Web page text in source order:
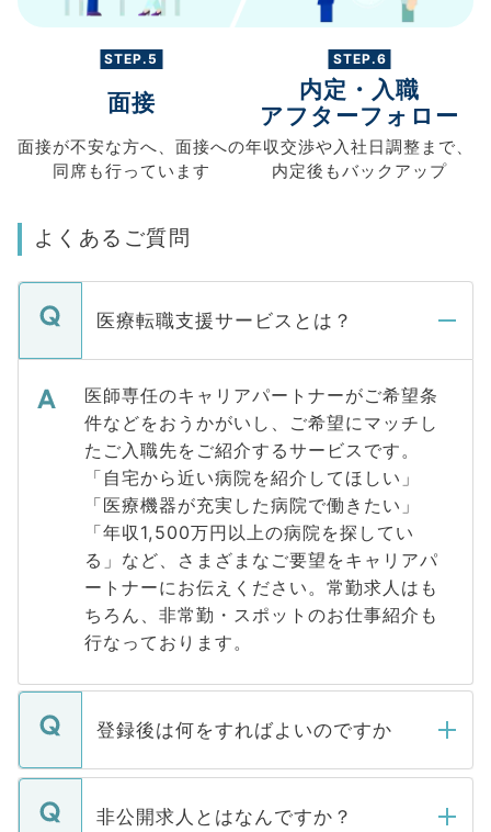
STEP.5
面接
面接が不安な方へ、 面接への
同席も行っています
STEP.6
内定・入職
アフターフォロー
年収交渉や入社日調整まで、
内定後もバックアップ
よくあるご質問
医療転職支援サービスとは？
医師専任のキャリアパートナーがご希望条
件などをおうかがいし、ご希望にマッチし
たご入職先をご紹介するサービスです。
「自宅から近い病院を紹介してほしい」
「医療機器が充実した病院で働きたい」
「年収1,500万円以上の病院を探してい
る」など、さまざまなご要望をキャリアパ
ートナーにお伝えください。常勤求人はも
ちろん、非常勤・スポットのお仕事紹介も
行なっております。
登録後は何をすればよいのですか
ご登録いただきましたら、弊社担当者がご
登録内容を確認し、その後メールもしくは
非公開求人とはなんですか？